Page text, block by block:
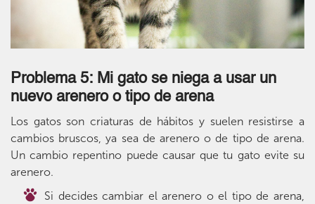
Problema 5: Mi gato se niega a usar un
nuevo arenero o tipo de arena
Los gatos son criaturas de hábitos y suelen resistirse a
cambios bruscos, ya sea de arenero o de tipo de arena.
Un cambio repentino puede causar que tu gato evite su
arenero.
Si decides cambiar el arenero o el tipo de arena,